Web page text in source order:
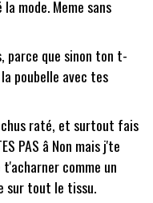
mode. Meme sans
parce que sinon ton t-
poubelle avec tes
raté, et surtout fais
PAS â Non mais j'te
comme un
sur tout le tissu.